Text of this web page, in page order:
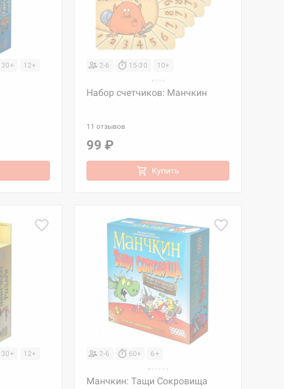
30+ 12+ 2-6 15-30 10+
Набор счетчиков: Манчкин
11 отзывов
99 ₽
Купить
30+ 12+ 2-6 60+ 6+
Манчкин: Тащи Сокровища